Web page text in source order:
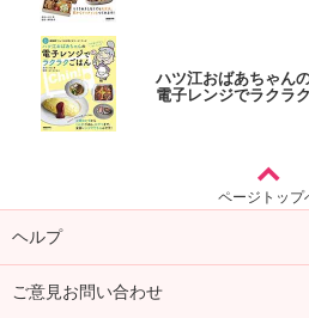
ハツ江おばあちゃん
電子レンジでラクラ
ページトップ
ヘルプ
ご意見お問い合わせ